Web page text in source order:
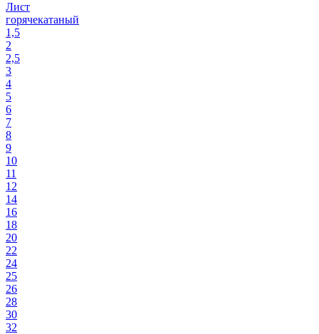
Лист
горячекатаный
1,5
2
2,5
3
4
5
6
7
8
9
10
11
12
14
16
18
20
22
24
25
26
28
30
32